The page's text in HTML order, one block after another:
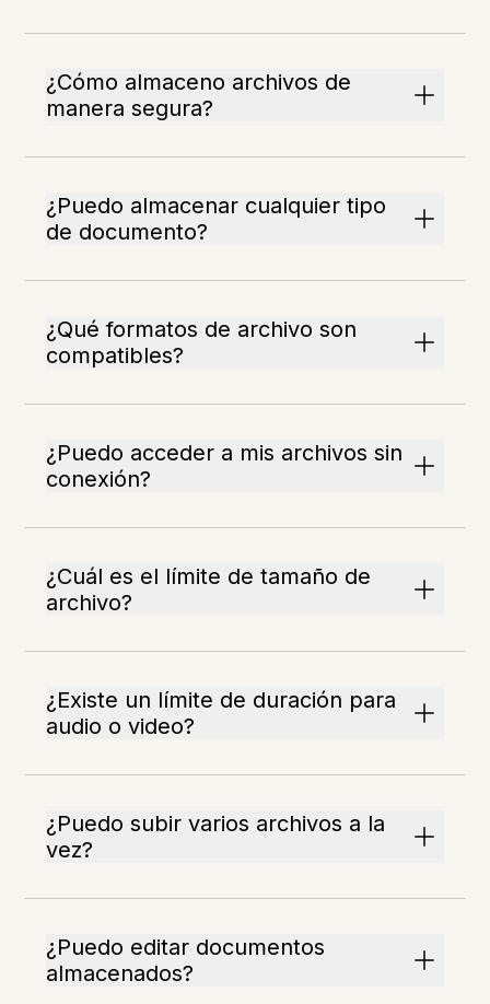
¿Cómo almaceno archivos de
manera segura?
¿Puedo almacenar cualquier tipo
de documento?
¿Qué formatos de archivo son
compatibles?
¿Puedo acceder a mis archivos sin
conexión?
¿Cuál es el límite de tamaño de
archivo?
¿Existe un límite de duración para
audio o video?
¿Puedo subir varios archivos a la
vez?
¿Puedo editar documentos
almacenados?